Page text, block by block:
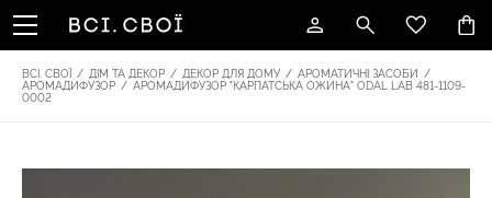
ВСІ. СВОЇ / ДІМ ТА ДЕКОР / ДЕКОР ДЛЯ ДОМУ / АРОМАТИЧНІ ЗАСОБИ
/
АРОМАДИФУЗОР / АРОМАДИФУЗОР "КАРПАТСЬКА ОЖИНА" ODAL LAB 481-1109-
0002